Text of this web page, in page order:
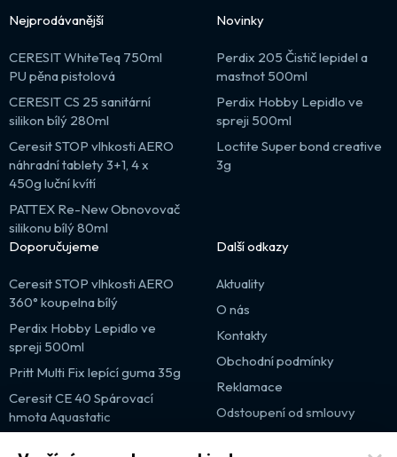
Nejprodávanější
CERESIT WhiteTeq 750ml
PU pěna pistolová
CERESIT CS 25 sanitární
silikon bílý 280ml
Ceresit STOP vlhkosti AERO
náhradní tablety 3+1, 4 x
450g luční kvítí
PATTEX Re-New Obnovovač
silikonu bílý 80ml
Novinky
Perdix 205 Čistič lepidel a
mastnot 500ml
Perdix Hobby Lepidlo ve
spreji 500ml
Loctite Super bond creative
3g
Doporučujeme
Ceresit STOP vlhkosti AERO
360° koupelna bílý
Perdix Hobby Lepidlo ve
spreji 500ml
Pritt Multi Fix lepící guma 35g
Ceresit CE 40 Spárovací
hmota Aquastatic
Další odkazy
Aktuality
O nás
Kontakty
Obchodní podmínky
Reklamace
Odstoupení od smlouvy
Výprodej